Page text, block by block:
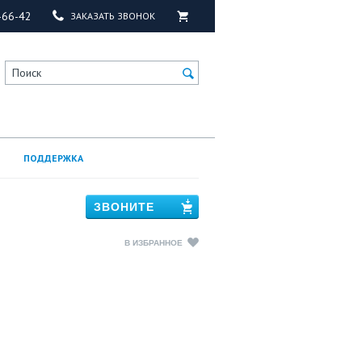
42 ЗАКАЗАТЬ ЗВОНОК
Поиск
ПОДДЕРЖКА
ЗВОНИТЕ
В ИЗБРАННОЕ